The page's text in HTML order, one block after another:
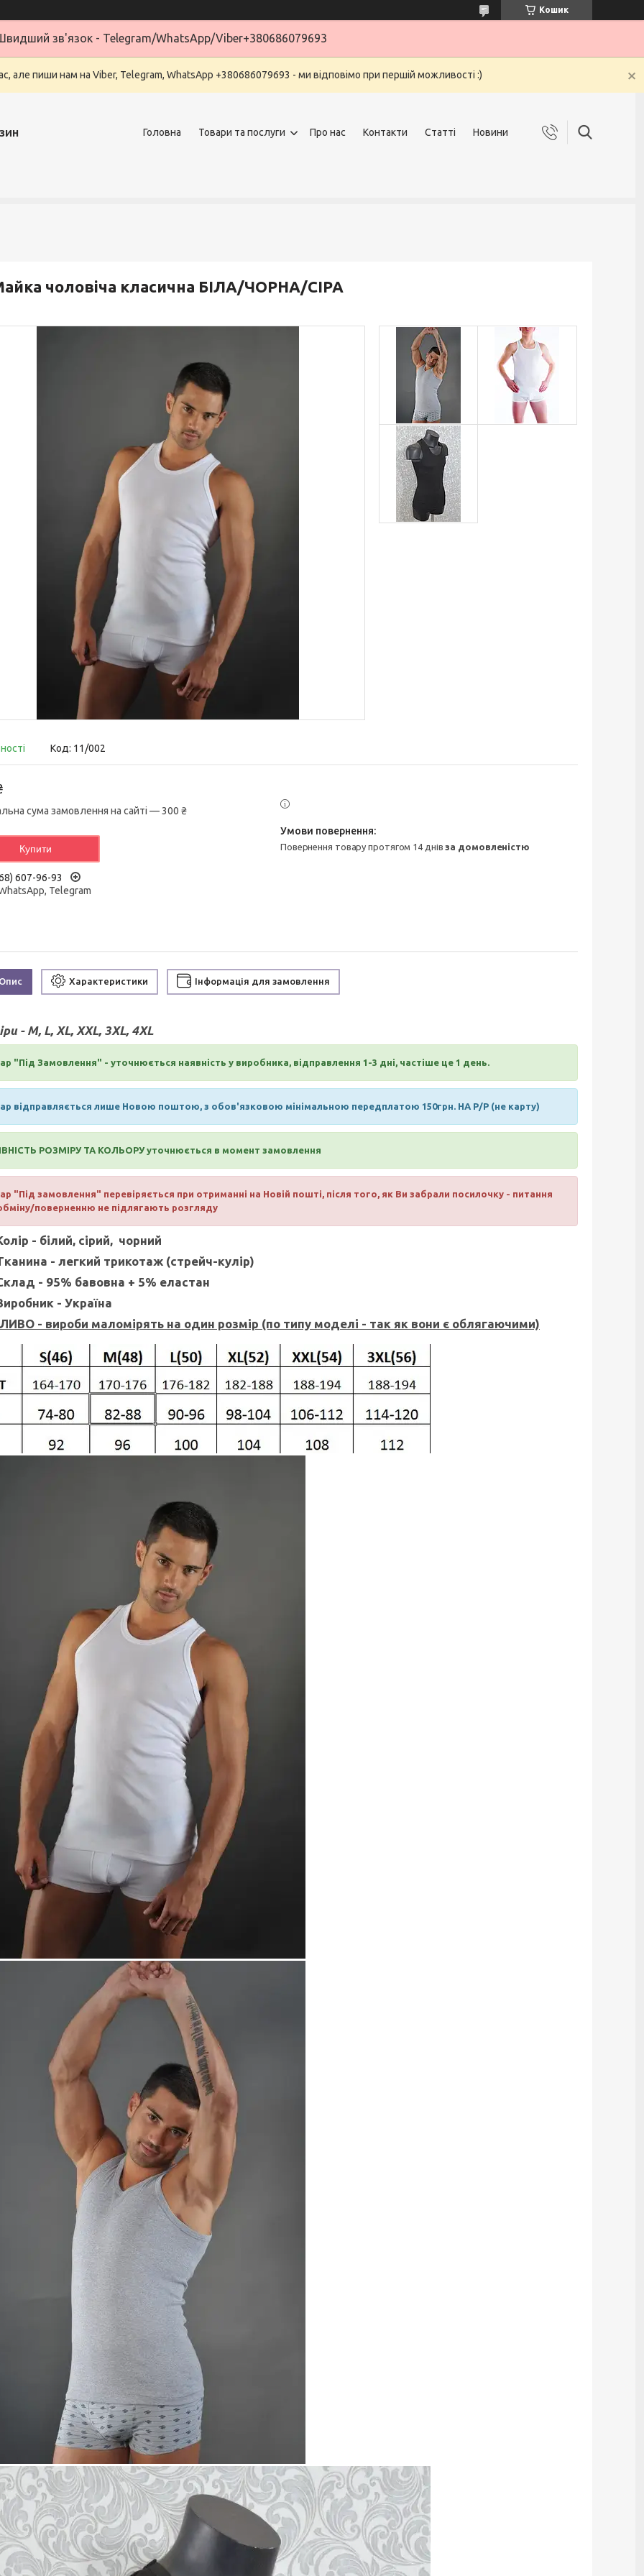
Кошик
зв'язок - Telegram/WhatsApp/Viber+380686079693
але пиши нам на Viber, Telegram, WhatsApp +380686079693 - ми відповімо при першій можливості :)
Головна Товари та послуги Про нас Контакти Статті Новини
чоловіча класична БІЛА/ЧОРНА/СІРА
Код: 11/002
сума замовлення на сайті — 300 ₴
Купити
607-96-93
Telegram
повернення товару протягом 14 днівза домовленістю
Характеристики Інформація для замовлення
- M, L, XL, XXL, 3XL, 4XL
"Під Замовлення" - уточнюється наявність у виробника, відправлення 1-3 дні, частіше це 1 день.
відправляється лише Новою поштою, з обов'язковою мінімальною передплатою 150грн. НА Р/Р (не карту)
РОЗМІРУ ТА КОЛЬОРУ уточнюється в момент замовлення
"Під замовлення" перевіряється при отриманні на Новій пошті, після того, як Ви забрали посилочку - питання
поверненню не підлягають розгляду
- білий, сірий, чорний
- легкий трикотаж (стрейч-кулір)
- 95% бавовна + 5% еластан
- Україна
- вироби маломірять на один розмір (по типу моделі - так як вони є облягаючими)